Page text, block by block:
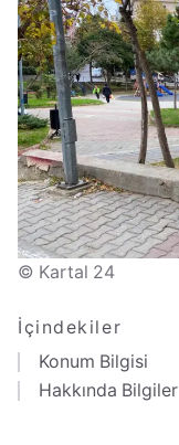
© Kartal 24
İçindekiler
Konum Bilgisi
Hakkında Bilgiler